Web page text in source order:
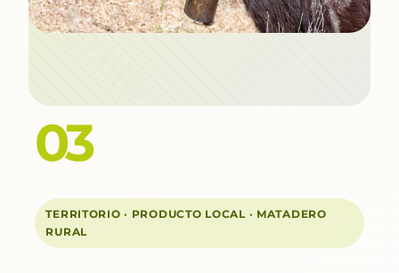
03
TERRITORIO · PRODUCTO LOCAL · MATADERO
RURAL